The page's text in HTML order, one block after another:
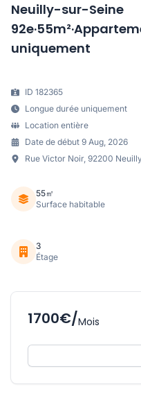
Neuilly-sur-Seine
uniquement
ID 182365
Longue durée uniquement
Location entière
Date de début 9 Aug, 2026
Rue Victor Noir, 92200
55㎡
Surface habitable
3
Étage
1700€/Mois